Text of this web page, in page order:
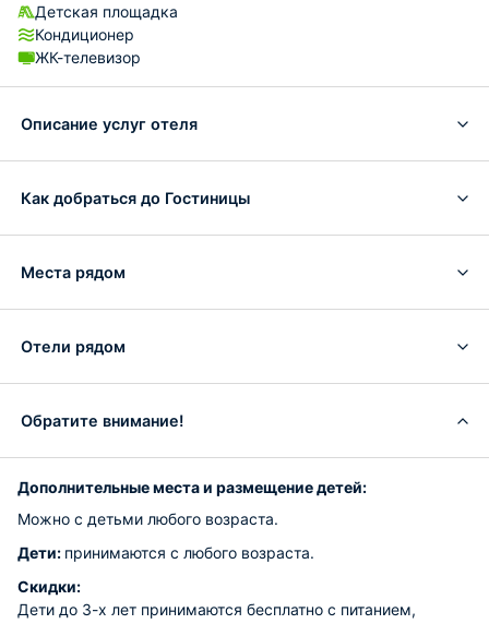
Детская площадка
Кондиционер
ЖК-телевизор
Описание услуг отеля
Как добраться до Гостиницы
Места рядом
Отели рядом
Обратите внимание!
Дополнительные места и размещение детей:
Можно с детьми любого возраста.
Дети: принимаются с любого возраста.
Скидки:
Дети до 3-х лет принимаются бесплатно с питанием,